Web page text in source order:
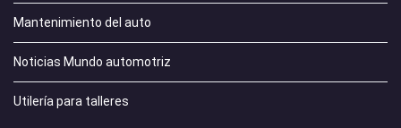
Mantenimiento del auto
Noticias Mundo automotriz
Utilería para talleres